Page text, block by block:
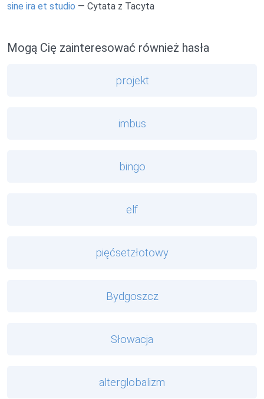
sine ira et studio — Cytata z Tacyta
Mogą Cię zainteresować również hasła
projekt
imbus
bingo
elf
pięćsetzłotowy
Bydgoszcz
Słowacja
alterglobalizm